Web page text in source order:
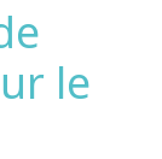
le